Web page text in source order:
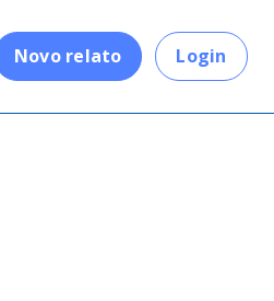
Novo relato Login